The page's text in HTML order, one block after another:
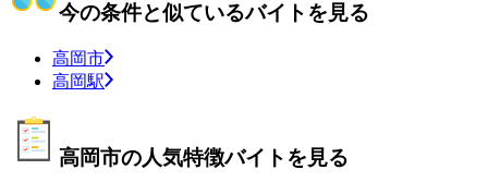
今の条件と似ているバイトを見る
高岡市
高岡駅
高岡市の人気特徴バイトを見る